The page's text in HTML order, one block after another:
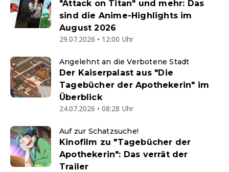
"Attack on Titan" und mehr: Das
sind die Anime-Highlights im
August 2026
29.07.2026 • 12:00 Uhr
Angelehnt an die Verbotene Stadt
Der Kaiserpalast aus "Die
Tagebücher der Apothekerin" im
Überblick
24.07.2026 • 08:28 Uhr
Auf zur Schatzsuche!
Kinofilm zu "Tagebücher der
Apothekerin": Das verrät der
Trailer